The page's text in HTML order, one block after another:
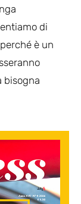
di
è un
bisogna